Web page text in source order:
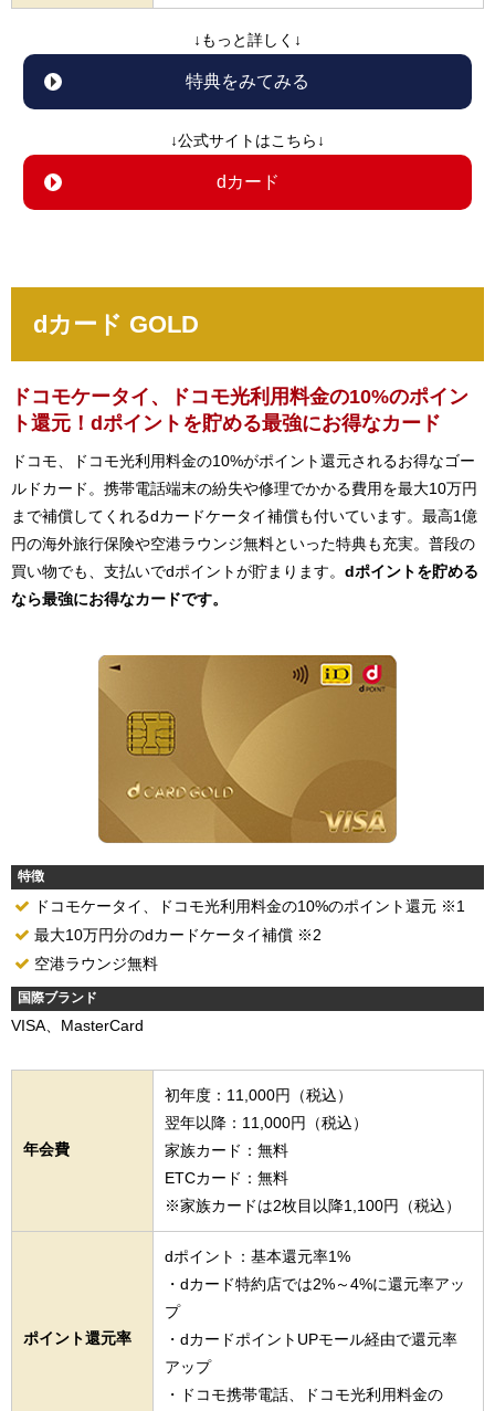
↓もっと詳しく↓
特典をみてみる
↓公式サイトはこちら↓
dカード
dカード GOLD
ドコモケータイ、ドコモ光利用料金の10%のポイン
ト還元！dポイントを貯める最強にお得なカード
ドコモ、ドコモ光利用料金の10%がポイント還元されるお得なゴー
ルドカード。携帯電話端末の紛失や修理でかかる費用を最大10万円
まで補償してくれるdカードケータイ補償も付いています。最高1億
円の海外旅行保険や空港ラウンジ無料といった特典も充実。普段の
買い物でも、支払いでdポイントが貯まります。 dポイントを貯める
なら最強にお得なカードです。
特徴
ドコモケータイ、ドコモ光利用料金の10%のポイント還元 ※1
最大10万円分のdカードケータイ補償 ※2
空港ラウンジ無料
国際ブランド
VISA、MasterCard
年会費
初年度：11,000円（税込）
翌年以降：11,000円（税込）
家族カード：無料
ETCカード：無料
※家族カードは2枚目以降1,100円（税込）
ポイント還元率
dポイント：基本還元率1%
・dカード特約店では2%～4%に還元率アッ
プ
・dカードポイントUPモール経由で還元率
アップ
・ドコモ携帯電話、ドコモ光利用料金の